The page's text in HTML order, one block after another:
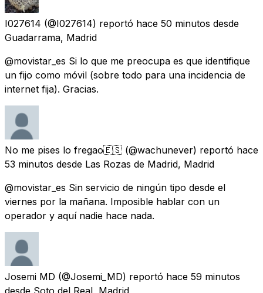
I027614 (@I027614) reportó hace 50 minutos desde
Guadarrama, Madrid
@movistar_es Si lo que me preocupa es que identifique
un fijo como móvil (sobre todo para una incidencia de
internet fija). Gracias.
No me pises lo fregao🇪🇸 (@wachunever) reportó hace
53 minutos desde Las Rozas de Madrid, Madrid
@movistar_es Sin servicio de ningún tipo desde el
viernes por la mañana. Imposible hablar con un
operador y aquí nadie hace nada.
Josemi MD (@Josemi_MD) reportó hace 59 minutos
desde Soto del Real, Madrid